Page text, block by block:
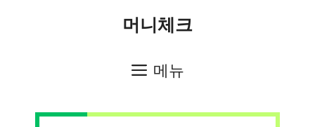
머니체크
메뉴